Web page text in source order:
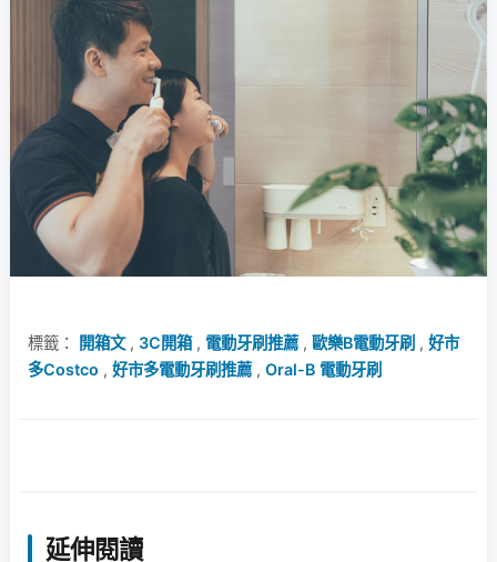
標籤： 開箱文, 3C開箱, 電動牙刷推薦, 歐樂B電動牙刷 , 好市
多Costco , 好市多電動牙刷推薦, Oral-B 電動牙刷
延伸閱讀